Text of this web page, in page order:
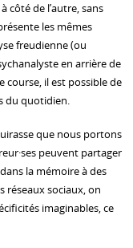
côté de l’autre, sans
les mêmes
freudienne (ou
en arrière de
il est possible de
du quotidien.
que nous portons
peuvent partager
la mémoire à des
réseaux sociaux, on
imaginables, ce